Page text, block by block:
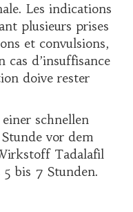
Les indications
plusieurs prises
et convulsions,
d’insuffisance
doive rester
schnellen
vor dem
Tadalafil
bis 7 Stunden.